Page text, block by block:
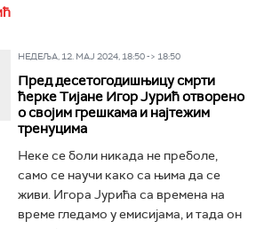
НЕДЕЉА, 12. МАЈ 2024, 18:50 -> 18:50
Пред десетогодишњицу смрти
ћерке Тијане Игор Јурић отворено
о својим грешкама и најтежим
тренуцима
Неке се боли никада не преболе,
само се научи како са њима да се
живи. Игора Јурића са времена на
време гледамо у емисијама, и тада он